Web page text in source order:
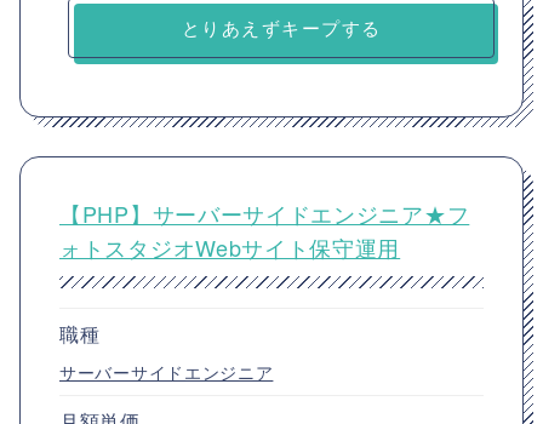
とりあえずキープする
【PHP】サーバーサイドエンジニア★フ
ォトスタジオWebサイト保守運用
職種
サーバーサイドエンジニア